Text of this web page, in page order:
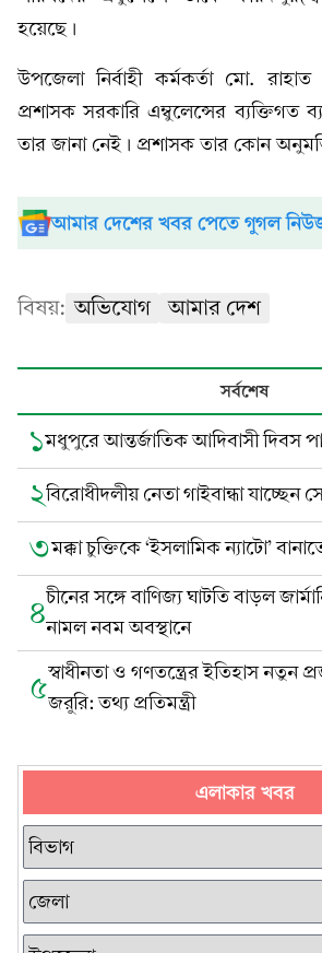
হয়েছে।
উপজেলা নির্বাহী কর্মকর্তা মো.
প্রশাসক সরকারি এম্বুলেন্সের ব্যক্তিগত
তার জানা নেই। প্রশাসক তার কোন
আমার দেশের খবর পেতে গুগল
বিষয়: অভিযোগ আমার দেশ
সর্বশেষ
১মধুপুরে আন্তর্জাতিক আদিবাসী দিবস
২বিরোধীদলীয় নেতা গাইবান্ধা যাচ্ছেন
৩মক্কা চুক্তিকে ‘ইসলামিক ন্যাটো’
৪চীনের সঙ্গে বাণিজ্য ঘাটতি বাড়ল
নামল নবম অবস্থানে
৫স্বাধীনতা ও গণতন্ত্রের ইতিহাস নতুন
জরুরি: তথ্য প্রতিমন্ত্রী
এলাকার খবর